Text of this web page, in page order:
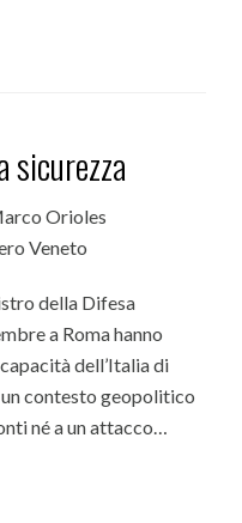
sicurezza
Orioles
Veneto
della Difesa
a Roma hanno
dell’Italia di
contesto geopolitico
né a un attacco…